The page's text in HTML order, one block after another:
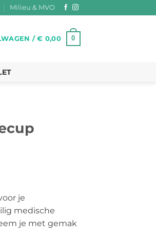
Milieu & MVO
/€ 0,00 0
je
medische
je met gemak